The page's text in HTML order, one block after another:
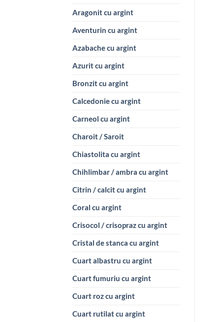
Aragonit cu argint
Aventurin cu argint
Azabache cu argint
Azurit cu argint
Bronzit cu argint
Calcedonie cu argint
Carneol cu argint
Charoit / Saroit
Chiastolita cu argint
Chihlimbar / ambra cu argint
Citrin / calcit cu argint
Coral cu argint
Crisocol / crisopraz cu argint
Cristal de stanca cu argint
Cuart albastru cu argint
Cuart fumuriu cu argint
Cuart roz cu argint
Cuart rutilat cu argint